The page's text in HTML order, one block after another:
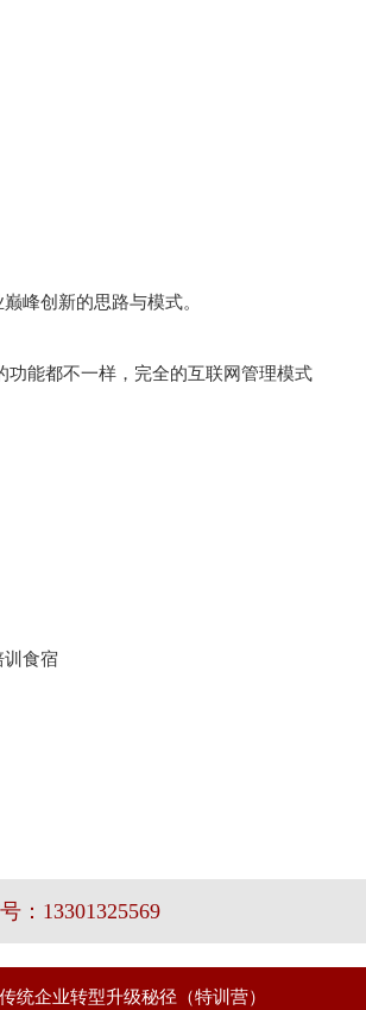
峰创新的思路与模式。
能都不一样，完全的互联网管理模式
食宿
：13301325569
统企业转型升级秘径（特训营）